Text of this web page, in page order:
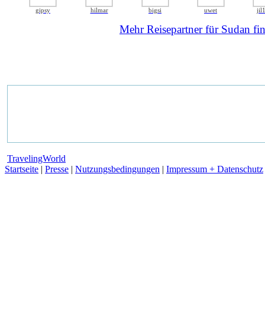
gipsy hilmar bigsi uwet
Mehr Reisepartner für Sudan
TravelingWorld
Startseite | Presse | Nutzungsbedingungen | Impressum + Datenschutz